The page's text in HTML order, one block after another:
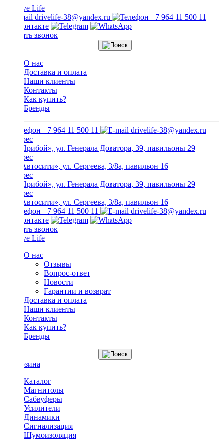
drivelife-38@yandex.ru +7 964 11 500 11
Заказать звонок
О нас
Доставка и оплата
Наши клиенты
Контакты
Как купить?
Бренды
+7 964 11 500 11 drivelife-38@yandex.ru
ТЦ «Прибой», ул. Генерала Доватора, 39, павильоны 29
ТЦ «Автосити», ул. Сергеева, 3/8а, павильон 16
ТЦ «Прибой», ул. Генерала Доватора, 39, павильоны 29
ТЦ «Автосити», ул. Сергеева, 3/8а, павильон 16
+7 964 11 500 11
drivelife-38@yandex.ru
Заказать звонок
О нас
Отзывы
Вопрос-ответ
Новости
Гарантии и возврат
Доставка и оплата
Наши клиенты
Контакты
Как купить?
Бренды
Каталог
Магнитолы
Сабвуферы
Усилители
Динамики
Сигнализация
Шумоизоляция